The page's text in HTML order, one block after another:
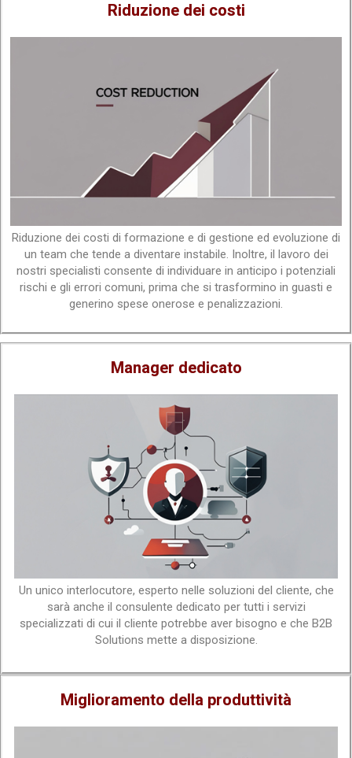
Riduzione dei costi
Riduzione dei costi di formazione e di gestione ed evoluzione di
un team che tende a diventare instabile. Inoltre, il lavoro dei
nostri specialisti consente di individuare in anticipo i potenziali
rischi e gli errori comuni, prima che si trasformino in guasti e
generino spese onerose e penalizzazioni.
Manager dedicato
Un unico interlocutore, esperto nelle soluzioni del cliente, che
sarà anche il consulente dedicato per tutti i servizi
specializzati di cui il cliente potrebbe aver bisogno e che B2B
Solutions mette a disposizione.
Miglioramento della produttività